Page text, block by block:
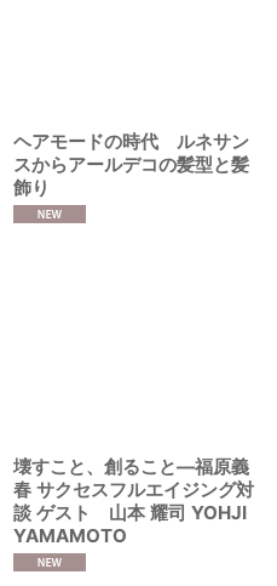
ヘアモードの時代 ルネサン
スからアールデコの髪型と髪
飾り
壊すこと、創ること―福原義
春 サクセスフルエイジング対
談 ゲスト 山本 耀司 YOHJI
YAMAMOTO